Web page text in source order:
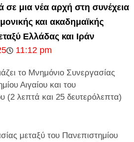
σε μια νέα αρχή στη συνέχεια
και ακαδημαϊκής
Ελλάδας και Ιράν
11:12 pm
το Μνημόνιο Συνεργασίας
Αιγαίου και του
(2 λεπτά και 25 δευτερόλεπτα)
μεταξύ του Πανεπιστημίου